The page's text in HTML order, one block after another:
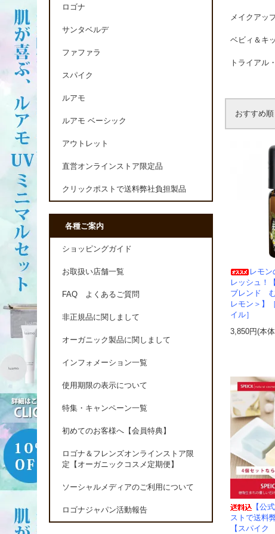
メイクアッ
ベビィ＆キ
トライアル
おすすめ順
レモ
レッシュ！
ブレンド
レモン＞】
イル］
3,850円(本
【公
ストで送料
【スパイ
ロゴナ
サンタベルデ
ファファラ
スパイク
ルアモ
ルアモ ベーシック
アウトレット
直営オンラインストア限定品
クリックポストで送料弊社負担製品
各種ご案内
ショッピングガイド
お取扱い店舗一覧
FAQ よくあるご質問
非正規品に関しまして
オーガニック製品に関しまして
インフォメーション一覧
使用期限の表示について
特集・キャンペーン一覧
初めてのお客様へ【会員特典】
ロゴナ＆フレンズオンラインストア限
定【オーガニックコスメ定期便】
ソーシャルメディアのご利用について
ロゴナジャパン活動報告